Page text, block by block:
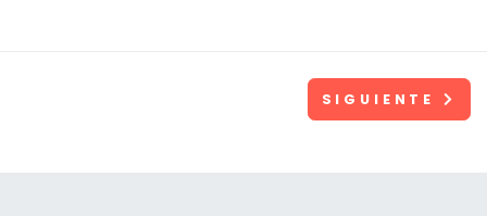
SIGUIENTE